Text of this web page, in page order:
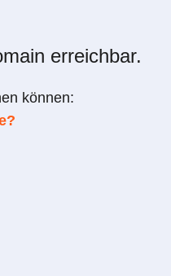
erreichbar.
können: